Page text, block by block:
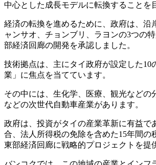
中心とした成長モデルに転換することを
経済の転換を進めるために、政府は、沿
ャンサオ、チョンブリ、ラヨンの3つの
部経済回廊の開発を承認しました。
技術拠点は、主にタイ政府が設定した10
業」に焦点を当てています。
その中には、生化学、医療、観光などの
などの次世代自動車産業があります。
政府は、投資がタイの産業革新に有益で
合、法人所得税の免除を含めた15年間の
東部経済回廊に戦略的プロジェクトを提